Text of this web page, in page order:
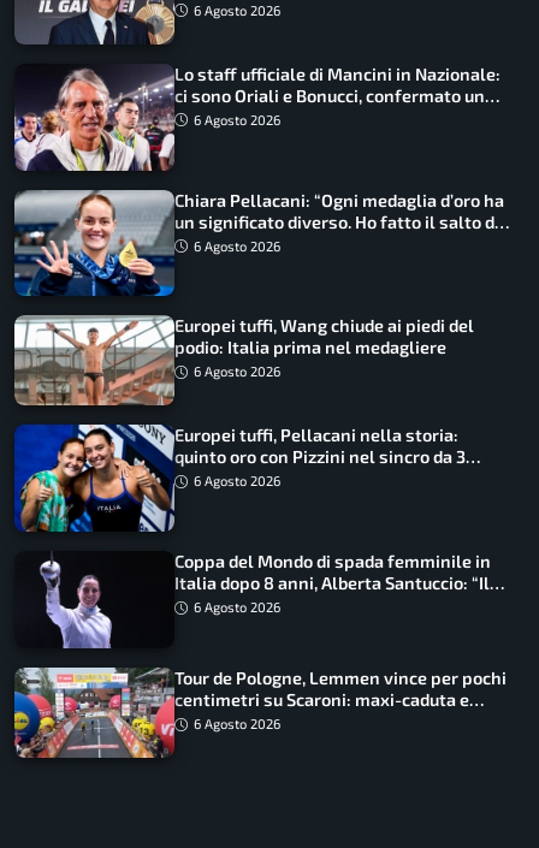
6 Agosto 2026
Lo staff ufficiale di Mancini in Nazionale:
ci sono Oriali e Bonucci, confermato un
ritorno
6 Agosto 2026
Chiara Pellacani: “Ogni medaglia d’oro ha
un significato diverso. Ho fatto il salto di
qualità”
6 Agosto 2026
Europei tuffi, Wang chiude ai piedi del
podio: Italia prima nel medagliere
6 Agosto 2026
Europei tuffi, Pellacani nella storia:
quinto oro con Pizzini nel sincro da 3
metri
6 Agosto 2026
Coppa del Mondo di spada femminile in
Italia dopo 8 anni, Alberta Santuccio: “Il
lavoro dà sempre i suoi frutti”
6 Agosto 2026
Tour de Pologne, Lemmen vince per pochi
centimetri su Scaroni: maxi-caduta e
tappa accorciata
6 Agosto 2026